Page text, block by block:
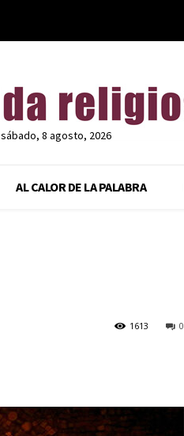
sábado, 8 agosto, 2026
AL CALOR DE LA PALABRA
0
1613